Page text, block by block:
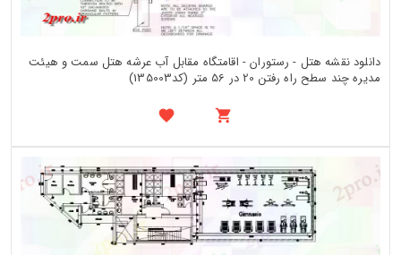
دانلود نقشه هتل - رستوران - اقامتگاه مقابل آب عرشه هتل سمت و هیئت
مدیره چند سطح راه رفتن 20 در 56 متر (کد135003)